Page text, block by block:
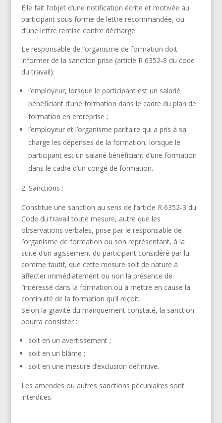
Elle fait l’objet d’une notification écrite et motivée au
participant sous forme de lettre recommandée, ou
d’une lettre remise contre décharge.
Le responsable de l’organisme de formation doit
informer de la sanction prise (article R 6352-8 du code
du travail):
l’employeur, lorsque le participant est un salarié
bénéficiant d’une formation dans le cadre du plan de
formation en entreprise ;
l’employeur et l’organisme paritaire qui a pris à sa
charge les dépenses de la formation, lorsque le
participant est un salarié bénéficiant d’une formation
dans le cadre d’un congé de formation.
Sanctions :
Constitue une sanction au sens de l’article R 6352-3 du
Code du travail toute mesure, autre que les
observations verbales, prise par le responsable de
l’organisme de formation ou son représentant, à la
suite d’un agissement du participant considéré par lui
comme fautif, que cette mesure soit de nature à
affecter immédiatement ou non la présence de
l’intéressé dans la formation ou à mettre en cause la
continuité de la formation qu’il reçoit.
Selon la gravité du manquement constaté, la sanction
pourra consister :
soit en un avertissement ;
soit en un blâme ;
soit en une mesure d’exclusion définitive.
Les amendes ou autres sanctions pécuniaires sont
interdites.